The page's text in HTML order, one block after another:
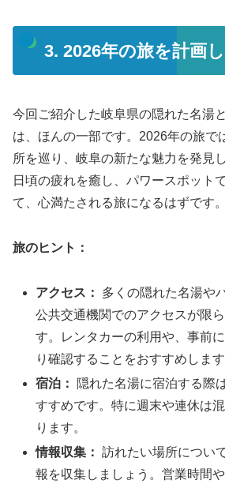
3. 2026年の旅を計画し
今回ご紹介した岐阜県の隠れた名湯
は、ほんの一部です。2026年の旅で
所を巡り、岐阜の新たな魅力を発見
日頃の疲れを癒し、パワースポット
て、心満たされる旅になるはずです。
旅のヒント：
アクセス：
多くの隠れた名湯や
公共交通機関でのアクセスが限
す。レンタカーの利用や、事前
り確認することをおすすめします
宿泊：
隠れた名湯に宿泊する際
すすめです。特に週末や連休は
ります。
情報収集： 訪れたい場所につい
報を収集しましょう。営業時間